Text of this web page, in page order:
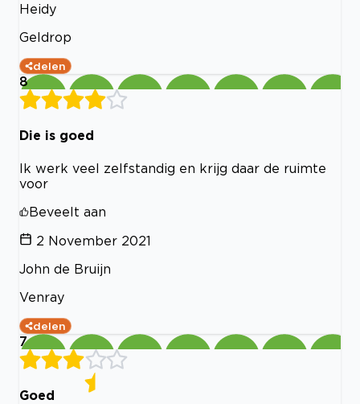
Heidy
Geldrop
delen
8
Die is goed
Ik werk veel zelfstandig en krijg daar de ruimte
voor
Beveelt aan
2 November 2021
John de Bruijn
Venray
delen
7
Goed